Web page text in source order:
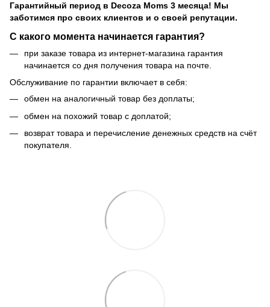
Гарантийный период в Decoza Moms 3 месяца! Мы
заботимся про своих клиентов и о своей репутации.
С какого момента начинается гарантия?
при заказе товара из интернет-магазина гарантия
начинается со дня получения товара на почте.
Обслуживание по гарантии включает в себя:
обмен на аналогичный товар без доплаты;
обмен на похожий товар с доплатой;
возврат товара и перечисление денежных средств на счёт
покупателя.